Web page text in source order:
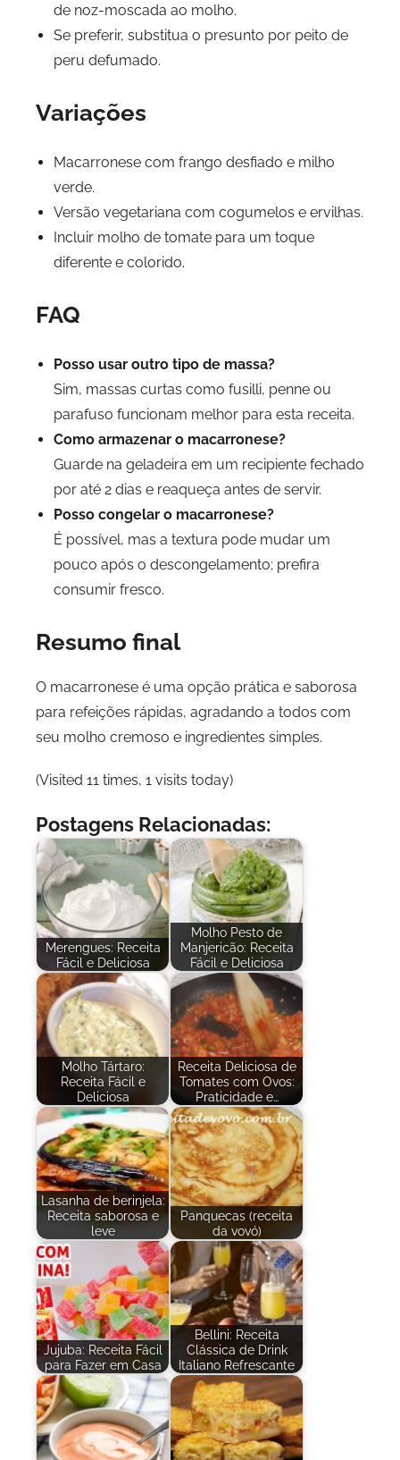
de noz-moscada ao molho.
Se preferir, substitua o presunto por peito de
peru defumado.
Variações
Macarronese com frango desfiado e milho
verde.
Versão vegetariana com cogumelos e ervilhas.
Incluir molho de tomate para um toque
diferente e colorido.
FAQ
Posso usar outro tipo de massa?
Sim, massas curtas como fusilli, penne ou
parafuso funcionam melhor para esta receita.
Como armazenar o macarronese?
Guarde na geladeira em um recipiente fechado
por até 2 dias e reaqueça antes de servir.
Posso congelar o macarronese?
É possível, mas a textura pode mudar um
pouco após o descongelamento; prefira
consumir fresco.
Resumo final
O macarronese é uma opção prática e saborosa
para refeições rápidas, agradando a todos com
seu molho cremoso e ingredientes simples.
(Visited 11 times, 1 visits today)
Postagens Relacionadas:
Merengues: Receita
Fácil e Deliciosa
Molho Pesto de
Manjericão: Receita
Fácil e Deliciosa
Molho Tártaro:
Receita Fácil e
Deliciosa
Receita Deliciosa de
Tomates com Ovos:
Praticidade e…
Lasanha de berinjela:
Receita saborosa e
leve
Panquecas (receita
da vovó)
Jujuba: Receita Fácil
para Fazer em Casa
Bellini: Receita
Clássica de Drink
Italiano Refrescante